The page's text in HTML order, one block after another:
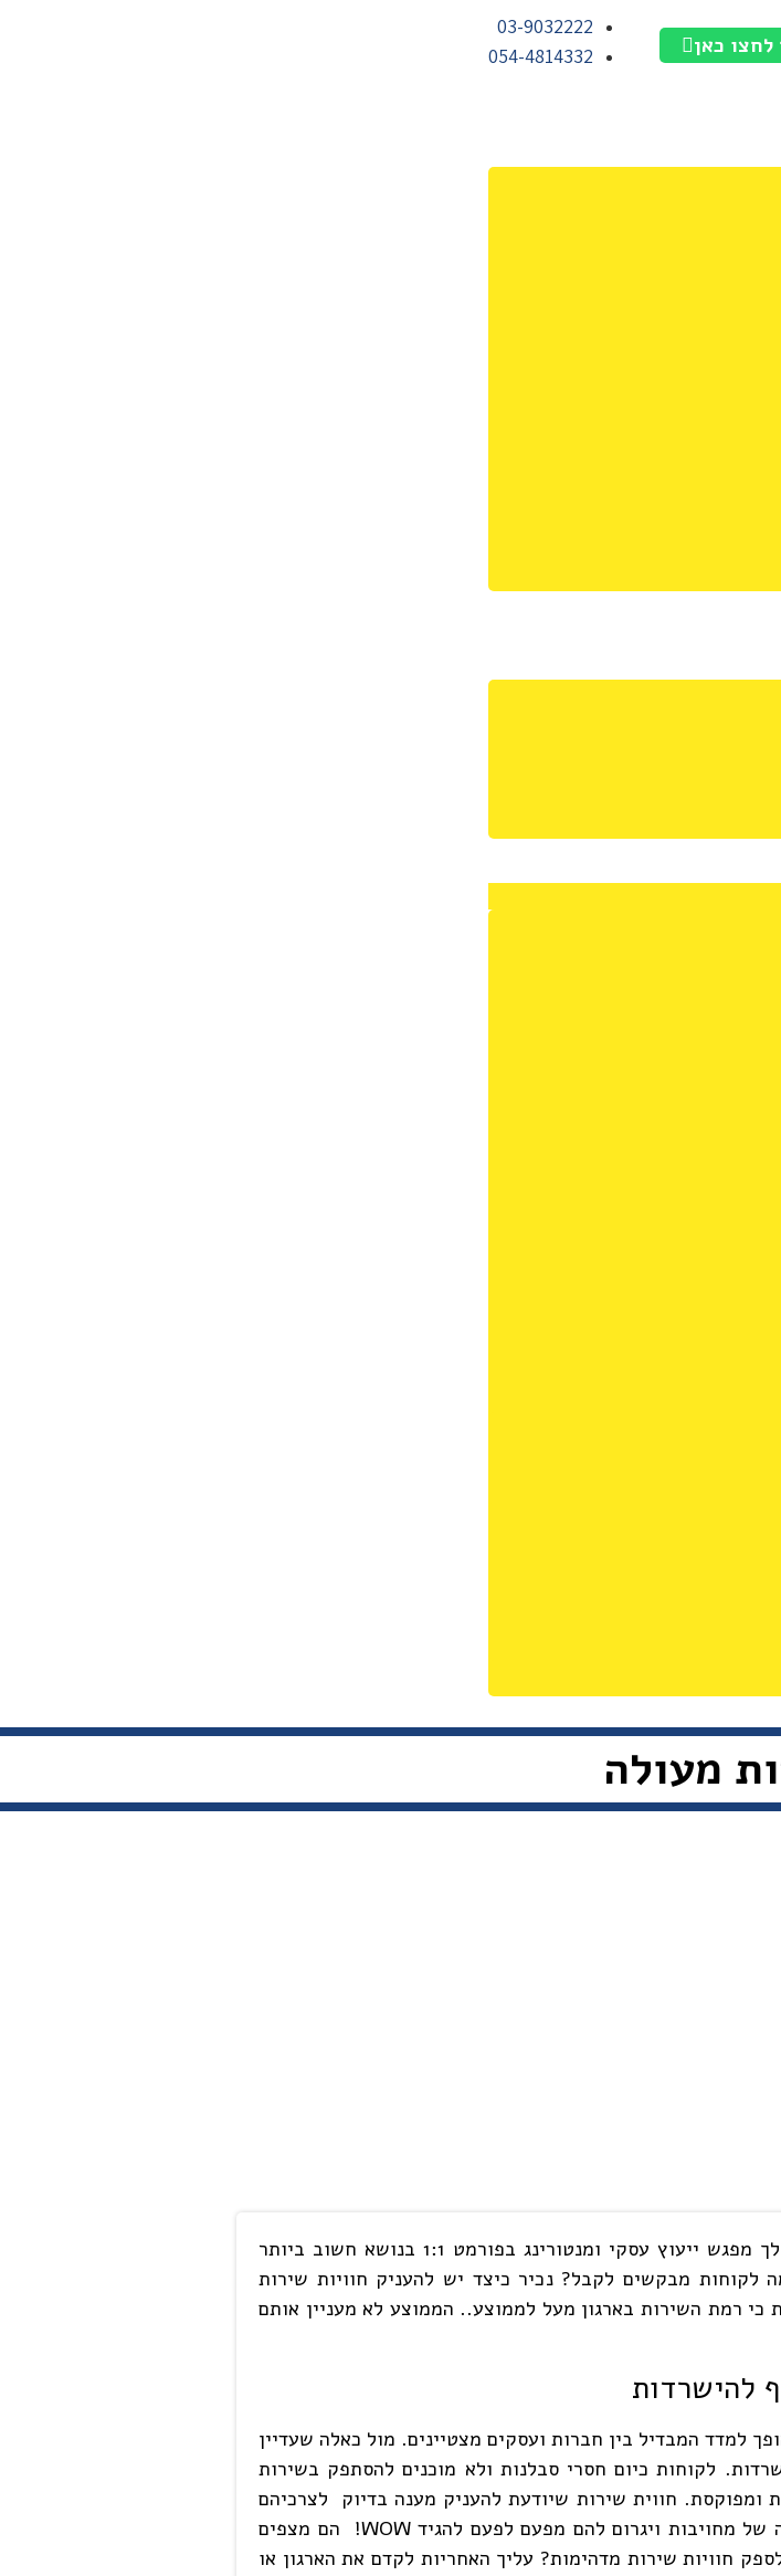
לחצו כאן
03-9032222
054-4814332
מעולה
אתם נמצאים כאן: בתחום של שיפור מערכי שירות לקוחות ומוקדים. אני מציע גם לך מפגש ייעוץ עסקי ומנטורינג בפורמט 1:1 בנושא חשוב ביותר
מבקשים לקבל? נכיר כיצד יש להעניק חוויות שירות
רמת השירות בארגון מעל לממוצע.. הממוצע לא מעניין אותם
להישרדות
למדד המבדיל בין חברות ועסקים מצטיינים. מול כאלה שעדיין
לקוחות כיום חסרי סבלנות ולא מוכנים להסתפק בשירות
חווית שירות שיודעת להעניק מענה בדיוק לצרכיהם
הספציפיים שלהם. הם מצפים שהארגון יבנה מולם מערכת יחסים. יעניק להם תחושה של מחויבות ויגרום להם מפעם לפעם להגיד WOW! הם מצפים
חוויות שירות מדהימות? עליך האחריות לקדם את הארגון או